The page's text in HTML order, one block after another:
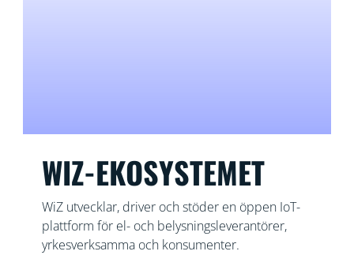
WIZ-EKOSYSTEMET
WiZ utvecklar, driver och stöder en öppen IoT-
plattform för el- och belysningsleverantörer,
yrkesverksamma och konsumenter.